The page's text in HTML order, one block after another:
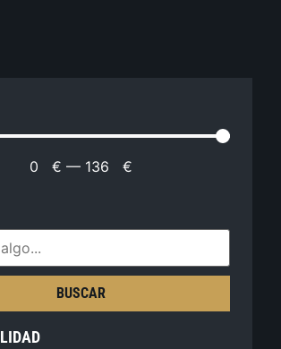
0 € — 136 €
BUSCAR